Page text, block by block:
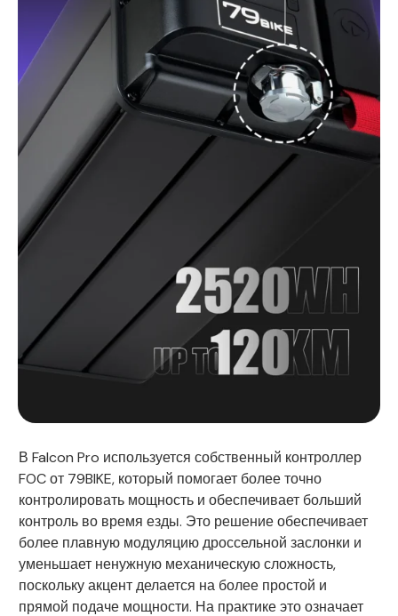
В Falcon Pro используется собственный контроллер
FOC от 79BIKE, который помогает более точно
контролировать мощность и обеспечивает больший
контроль во время езды. Это решение обеспечивает
более плавную модуляцию дроссельной заслонки и
уменьшает ненужную механическую сложность,
поскольку акцент делается на более простой и
прямой подаче мощности. На практике это означает